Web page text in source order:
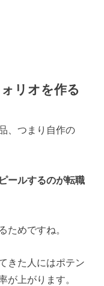
リオを作る
、つまり自作の
ールするのが転職
ためですね。
きた人にはポテン
が上がります。